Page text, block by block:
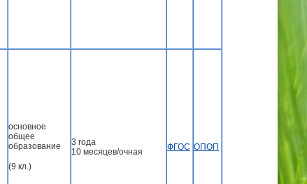
основное
общее
образование
(9 кл.)
3 года
10 месяцев/очная
ФГОС ОПОП